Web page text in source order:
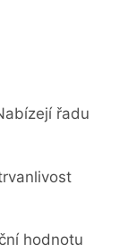
řadu
hodnotu